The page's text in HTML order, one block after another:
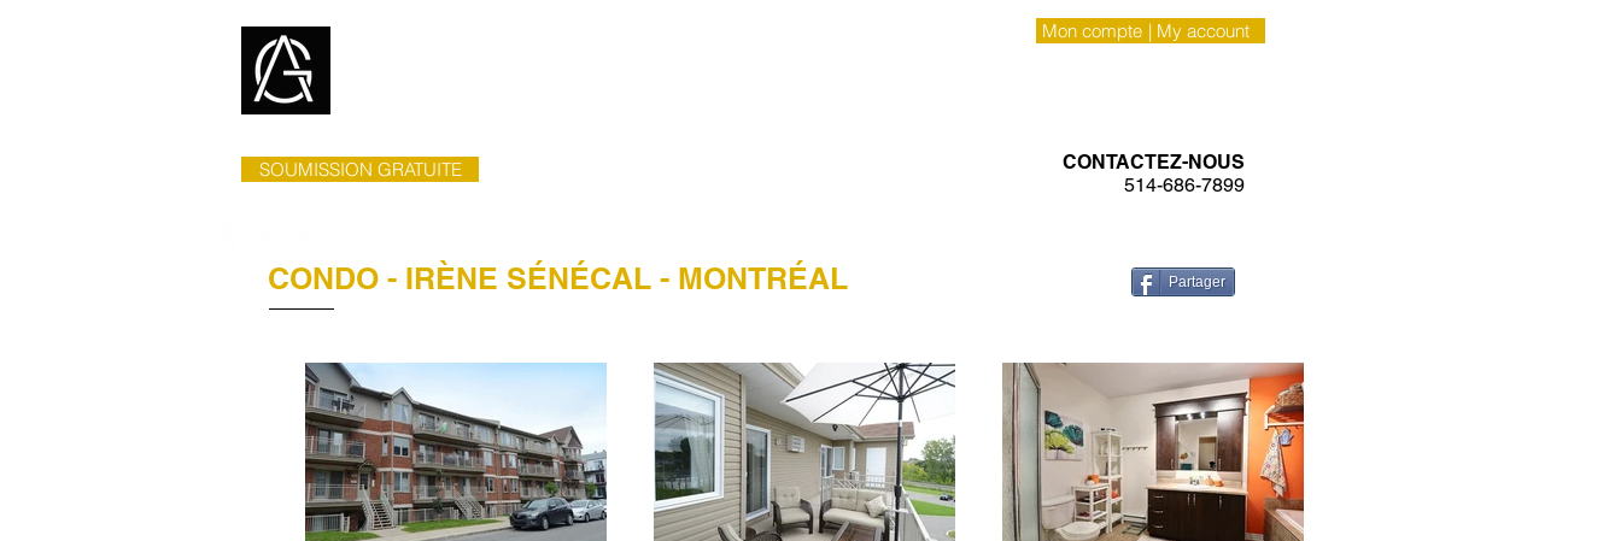
Mon compte | My account
SOUMISSION GRATUITE
CONTACTEZ-NOUS
514-686-7899
CONDO - IRÈNE SÉNÉCAL - MONTRÉAL Partager